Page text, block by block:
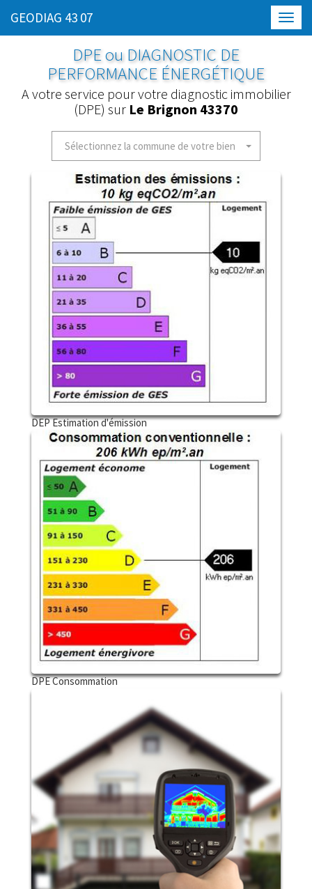
GEODIAG 43 07
DPE ou DIAGNOSTIC DE
PERFORMANCE ÉNERGÉTIQUE
A votre service pour votre diagnostic immobilier
(DPE) sur Le Brignon 43370
Sélectionnez la commune de votre bien
DEP Estimation d'émission
DPE Consommation